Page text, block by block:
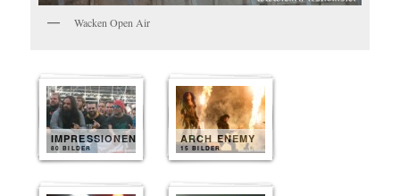
Wacken Open Air
IMPRESSIONEN
80 BILDER
ARCH ENEMY
15 BILDER